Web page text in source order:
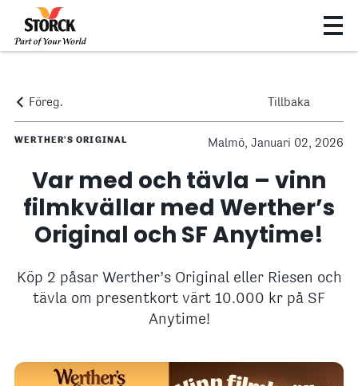
Föreg. Tillbaka
WERTHER'S ORIGINAL Malmö, Januari 02, 2026
Var med och tävla – vinn
filmkvällar med Werther’s
Original och SF Anytime!
Köp 2 påsar Werther’s Original eller Riesen och
tävla om presentkort värt 10.000 kr på SF
Anytime!